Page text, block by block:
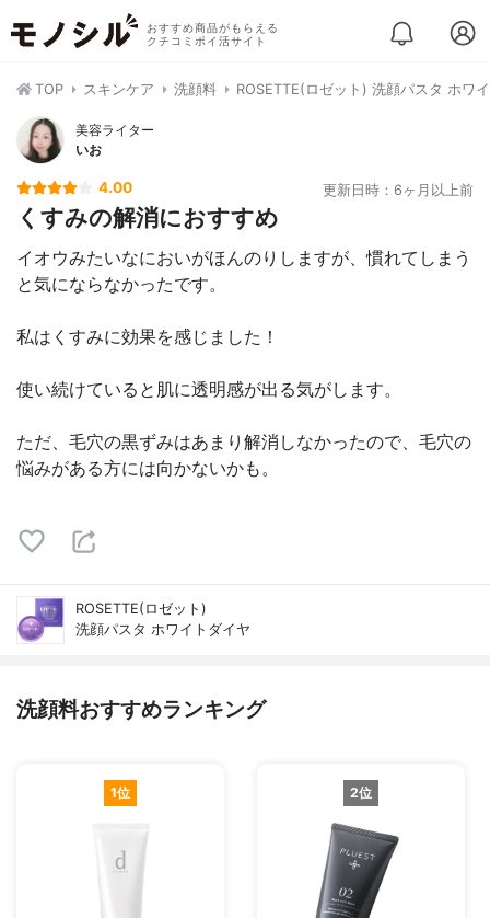
おすすめ商品がもらえる
クチコミポイ活サイト
TOP スキンケア 洗顔料 ROSETTE(ロゼット) 洗顔パスタ ホワ
美容ライター
いお
4.00 更新日時：6ヶ月以上前
くすみの解消におすすめ
イオウみたいなにおいがほんのりしますが、慣れてしまう
と気にならなかったです。
私はくすみに効果を感じました！
使い続けていると肌に透明感が出る気がします。
ただ、毛穴の黒ずみはあまり解消しなかったので、毛穴の
悩みがある方には向かないかも。
ROSETTE(ロゼット)
洗顔パスタ ホワイトダイヤ
洗顔料おすすめランキング
1位 2位